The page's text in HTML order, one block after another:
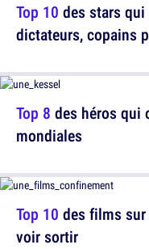
Top 10 des stars
dictateurs, copains
Top 10 des films
voir sortir
Top 8 des héros qui
mondiales